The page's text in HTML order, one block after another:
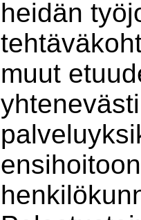
heidän
muut